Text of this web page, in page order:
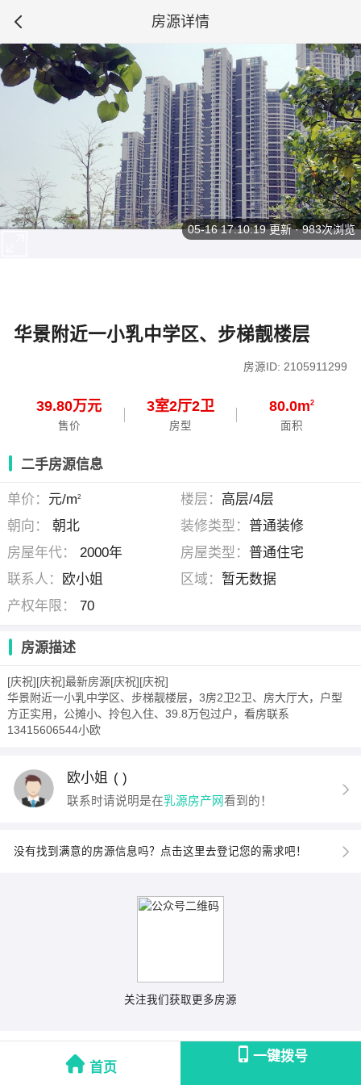
房源详情
华景附近一小乳中学区、步梯靓楼层
房源ID: 2105911299
39.80万元
售价
3室2厅2卫
房型
80.0m2
面积
首页
一键拨号
05-16 17:10:19更新 · 983次浏览
二手房源信息
单价： 元/m2 楼层： 高层/4层
朝向：
朝北 装修类型： 普通装修
房屋年代：
2000年 房屋类型： 普通住宅
联系人：
欧小姐 区域： 暂无数据
产权年限：
70
房源描述
[庆祝][庆祝]最新房源[庆祝][庆祝]
华景附近一小乳中学区、步梯靓楼层，3房2卫2卫、房大厅大，户型
方正实用，公摊小、拎包入住、39.8万包过户，看房联系
13415606544小欧
欧小姐 ( )
联系时请说明是在乳源房产网看到的！
没有找到满意的房源信息吗？点击这里去登记您的需求吧！
关注我们获取更多房源